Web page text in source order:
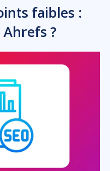
faibles :
?